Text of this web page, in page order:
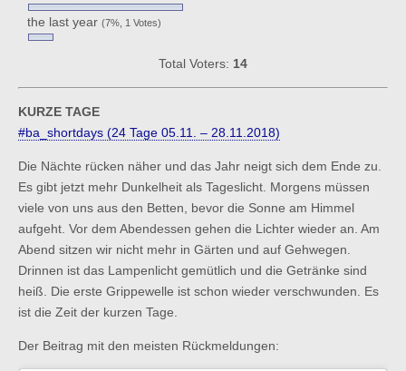
the last year (7%, 1 Votes)
Total Voters: 14
KURZE TAGE
#ba_shortdays (24 Tage 05.11. – 28.11.2018)
Die Nächte rücken näher und das Jahr neigt sich dem Ende zu.
Es gibt jetzt mehr Dunkelheit als Tageslicht. Morgens müssen
viele von uns aus den Betten, bevor die Sonne am Himmel
aufgeht. Vor dem Abendessen gehen die Lichter wieder an. Am
Abend sitzen wir nicht mehr in Gärten und auf Gehwegen.
Drinnen ist das Lampenlicht gemütlich und die Getränke sind
heiß. Die erste Grippewelle ist schon wieder verschwunden. Es
ist die Zeit der kurzen Tage.
Der Beitrag mit den meisten Rückmeldungen: